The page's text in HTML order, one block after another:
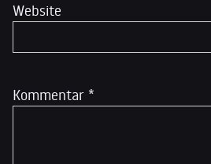
Kommentar *
Website